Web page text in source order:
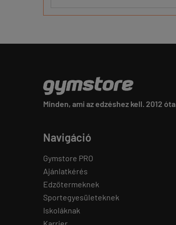
Minden, ami az edzéshez kell. 2012 óta.
Navigáció
Gymstore PRO
Ajánlatkérés
Edzőtermeknek
Sportegyesületeknek
Iskoláknak